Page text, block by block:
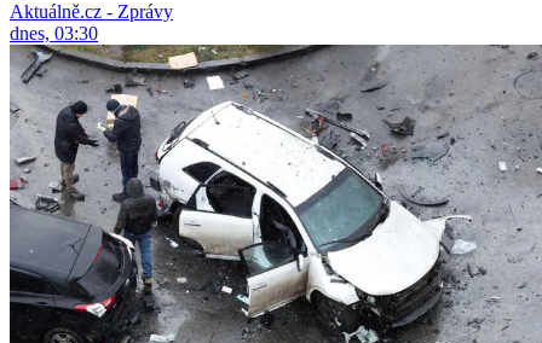
Aktuálně.cz - Zprávy
dnes, 03:30